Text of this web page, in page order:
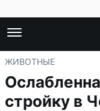
ЖИВОТНЫЕ
стройку в